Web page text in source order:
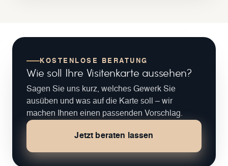
KOSTENLOSE BERATUNG
Wie soll Ihre Visitenkarte aussehen?
Sagen Sie uns kurz, welches Gewerk Sie
ausüben und was auf die Karte soll – wir
machen Ihnen einen passenden Vorschlag.
Jetzt beraten lassen